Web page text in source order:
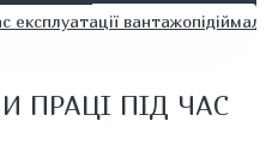
експлуатації
ПРАЦІ ПІД ЧАС